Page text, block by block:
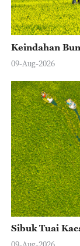
Keindahan
09-Aug-2026
Sibuk Tuai